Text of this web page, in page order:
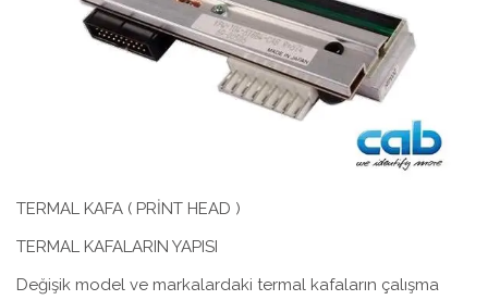
TERMAL KAFA ( PRİNT HEAD )
TERMAL KAFALARIN YAPISI
Değişik model ve markalardaki termal kafaların çalışma